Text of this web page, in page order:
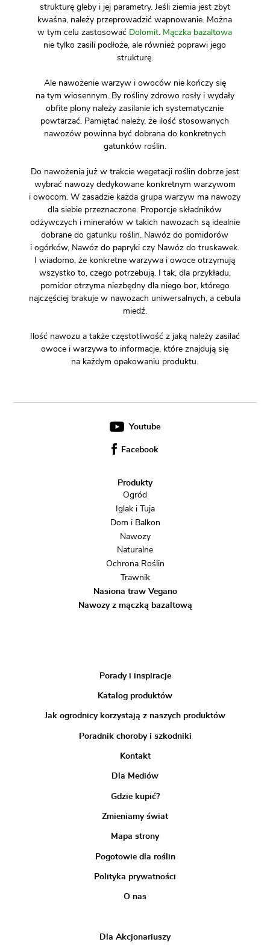
strukturę gleby i jej parametry. Jeśli ziemia jest zbyt
kwaśna, należy przeprowadzić wapnowanie. Można
w tym celu zastosować Dolomit. Mączka bazaltowa
nie tylko zasili podłoże, ale również poprawi jego
strukturę.
Ale nawożenie warzyw i owoców nie kończy się
na tym wiosennym. By rośliny zdrowo rosły i wydały
obfite plony należy zasilanie ich systematycznie
powtarzać. Pamiętać należy, że ilość stosowanych
nawozów powinna być dobrana do konkretnych
gatunków roślin.
Do nawożenia już w trakcie wegetacji roślin dobrze jest
wybrać nawozy dedykowane konkretnym warzywom
i owocom. W zasadzie każda grupa warzyw ma nawozy
dla siebie przeznaczone. Proporcje składników
odżywczych i minerałów w takich nawozach są idealnie
dobrane do gatunku roślin. Nawóz do pomidorów
i ogórków, Nawóz do papryki czy Nawóz do truskawek.
I wiadomo, że konkretne warzywa i owoce otrzymują
wszystko to, czego potrzebują. I tak, dla przykładu,
pomidor otrzyma niezbędny dla niego bor, którego
najczęściej brakuje w nawozach uniwersalnych, a cebula
miedź.
Ilość nawozu a także częstotliwość z jaką należy zasilać
owoce i warzywa to informacje, które znajdują się
na każdym opakowaniu produktu.
Youtube
Facebook
Produkty
Ogród
Iglak i Tuja
Dom i Balkon
Nawozy
Naturalne
Ochrona Roślin
Trawnik
Nasiona traw Vegano
Nawozy z mączką bazaltową
Porady i inspiracje
Katalog produktów
Jak ogrodnicy korzystają z naszych produktów
Poradnik choroby i szkodniki
Kontakt
Dla Mediów
Gdzie kupić?
Zmieniamy świat
Mapa strony
Pogotowie dla roślin
Polityka prywatności
O nas
Dla Akcjonariuszy